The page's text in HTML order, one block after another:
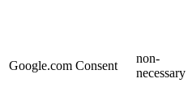
Google.com Consent
non-
necessary